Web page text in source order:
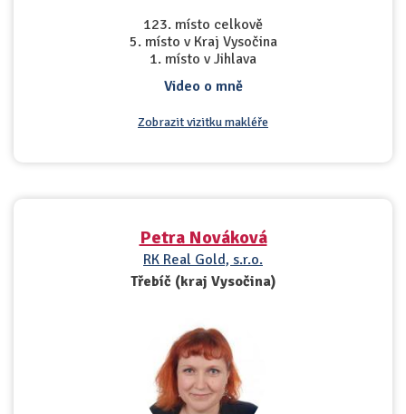
123. místo celkově
5. místo v Kraj Vysočina
1. místo v Jihlava
Video o mně
Zobrazit vizitku makléře
Petra Nováková
RK Real Gold, s.r.o.
Třebíč (kraj Vysočina)